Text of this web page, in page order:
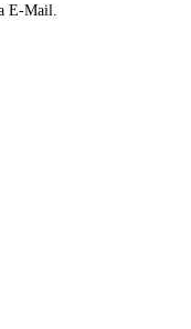
E-Mail.